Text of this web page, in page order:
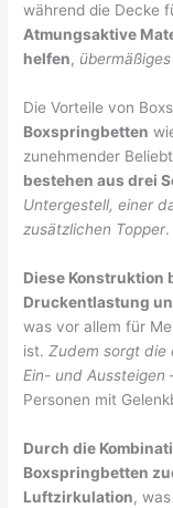
während die Decke
Atmungsaktive
helfen,
Die Vorteile von
Boxspringbetten
zunehmender
bestehen aus drei
Untergestell, einer
zusätzlichen Topper.
Diese Konstruktion
Druckentlastung
was vor allem für
ist. Zudem sorgt die
Ein- und Aussteigen
Personen mit
Durch die
Boxspringbetten
Luftzirkulation,